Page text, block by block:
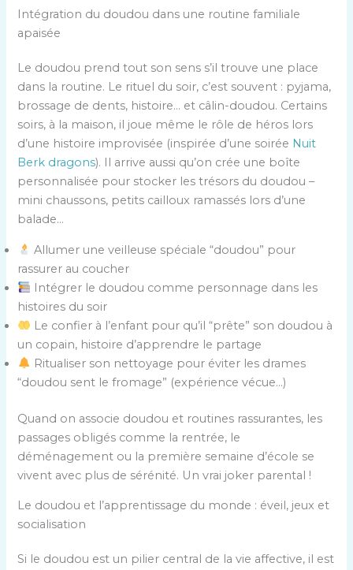
Intégration du doudou dans une routine familiale
apaisée
Le doudou prend tout son sens s’il trouve une place
dans la routine. Le rituel du soir, c’est souvent : pyjama,
brossage de dents, histoire… et câlin-doudou. Certains
soirs, à la maison, il joue même le rôle de héros lors
d’une histoire improvisée (inspirée d’une soirée Nuit
Berk dragons). Il arrive aussi qu’on crée une boîte
personnalisée pour stocker les trésors du doudou –
mini chaussons, petits cailloux ramassés lors d’une
balade…
Allumer une veilleuse spéciale “doudou” pour
rassurer au coucher
Intégrer le doudou comme personnage dans les
histoires du soir
Le confier à l’enfant pour qu’il “prête” son doudou à
un copain, histoire d’apprendre le partage
Ritualiser son nettoyage pour éviter les drames
“doudou sent le fromage” (expérience vécue…)
Quand on associe doudou et routines rassurantes, les
passages obligés comme la rentrée, le
déménagement ou la première semaine d’école se
vivent avec plus de sérénité. Un vrai joker parental !
Le doudou et l’apprentissage du monde : éveil, jeux et
socialisation
Si le doudou est un pilier central de la vie affective, il est